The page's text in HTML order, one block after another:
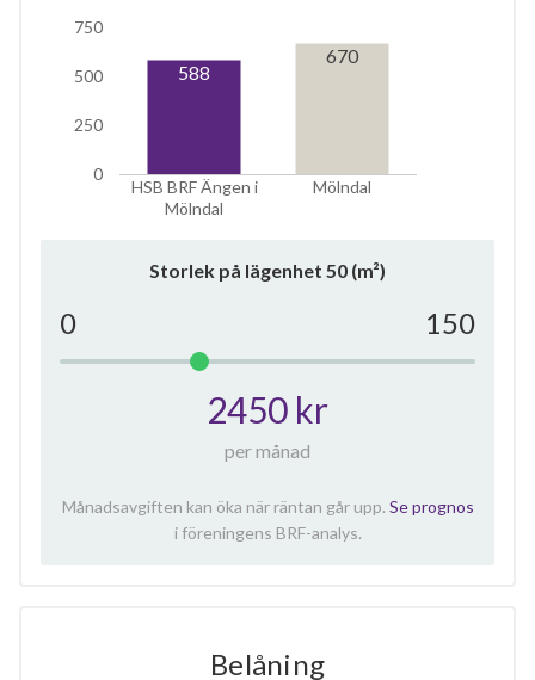
HSB BRF Ängen i
Mölndal
Mölndal
0
250
500
750
588
670
Storlek på lägenhet 50 (m²)
0 150
2450 kr
per månad
Månadsavgiften kan öka när räntan går upp. Se prognos
i föreningens BRF-analys.
Belåning